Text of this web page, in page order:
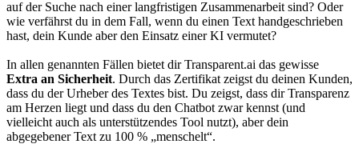
auf der Suche nach einer langfristigen Zusammenarbeit sind? Oder
wie verfährst du in dem Fall, wenn du einen Text handgeschrieben
hast, dein Kunde aber den Einsatz einer KI vermutet?
In allen genannten Fällen bietet dir Transparent.ai das gewisse
Extra an Sicherheit. Durch das Zertifikat zeigst du deinen Kunden,
dass du der Urheber des Textes bist. Du zeigst, dass dir Transparenz
am Herzen liegt und dass du den Chatbot zwar kennst (und
vielleicht auch als unterstützendes Tool nutzt), aber dein
abgegebener Text zu 100 % „menschelt“.